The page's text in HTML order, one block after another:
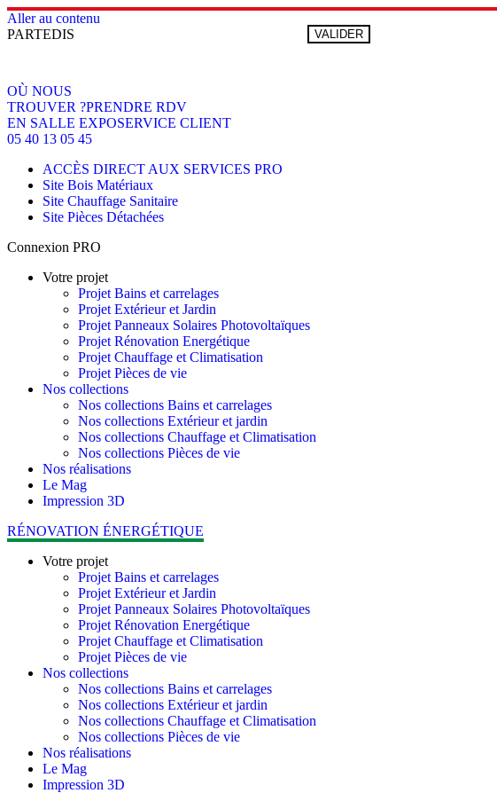
Aller au contenu
PARTEDIS
OÙ NOUS
TROUVER ?PRENDRE RDV
EN SALLE EXPOSERVICE CLIENT
05 40 13 05 45
ACCÈS DIRECT AUX SERVICES PRO
Site Bois Matériaux
Site Chauffage Sanitaire
Site Pièces Détachées
Connexion PRO
Votre projet
Projet Bains et carrelages
Projet Extérieur et Jardin
Projet Panneaux Solaires Photovoltaïques
Projet Rénovation Energétique
Projet Chauffage et Climatisation
Projet Pièces de vie
Nos collections
Nos collections Bains et carrelages
Nos collections Extérieur et jardin
Nos collections Chauffage et Climatisation
Nos collections Pièces de vie
Nos réalisations
Le Mag
Impression 3D
RÉNOVATION ÉNERGÉTIQUE
Votre projet
Projet Bains et carrelages
Projet Extérieur et Jardin
Projet Panneaux Solaires Photovoltaïques
Projet Rénovation Energétique
Projet Chauffage et Climatisation
Projet Pièces de vie
Nos collections
Nos collections Bains et carrelages
Nos collections Extérieur et jardin
Nos collections Chauffage et Climatisation
Nos collections Pièces de vie
Nos réalisations
Le Mag
Impression 3D
VALIDER